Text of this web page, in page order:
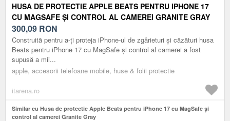
HUSA DE PROTECTIE APPLE BEATS PENTRU IPHONE 17
CU MAGSAFE ȘI CONTROL AL CAMEREI GRANITE GRAY
300,09 RON
Construită pentru a-ți proteja iPhone-ul de zgârieturi și căzături husa
Beats pentru iPhone 17 cu MagSafe și control al camerei a fost
supusă a mii...
apple, accesorii telefoane mobile, huse & folii protectie
itarena.ro
Similar cu Husa de protectie Apple Beats pentru iPhone 17 cu MagSafe și
control al camerei Granite Gray